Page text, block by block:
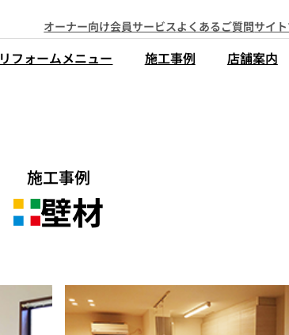
オーナー向け会員サービスよくあるご質問サイ
リフォームメニュー 施工事例 店舗案内
施工事例
壁材